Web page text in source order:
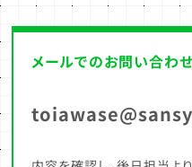
お問い合わせ
メールでのお問い合わせ